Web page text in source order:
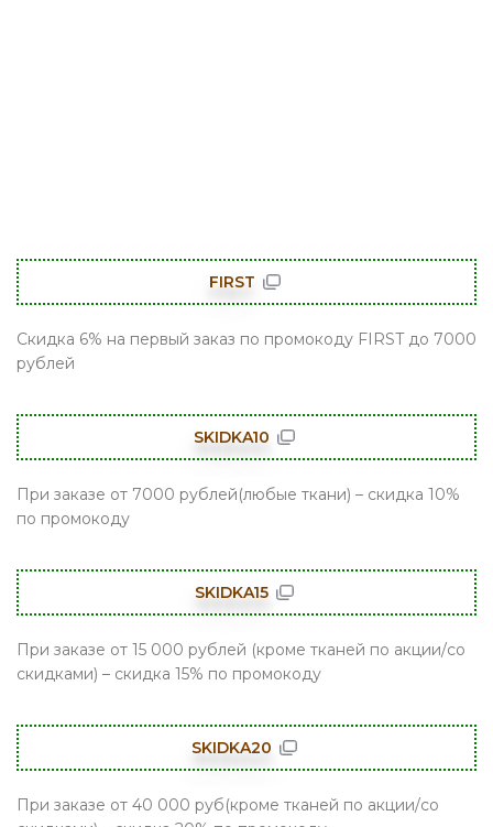
FIRST
Скидка 6% на первый заказ по промокоду FIRST до 7000
рублей
SKIDKA10
При заказе от 7000 рублей(любые ткани) – скидка 10%
по промокоду
SKIDKA15
При заказе от 15 000 рублей (кроме тканей по акции/со
скидками) – скидка 15% по промокоду
SKIDKA20
При заказе от 40 000 руб(кроме тканей по акции/со